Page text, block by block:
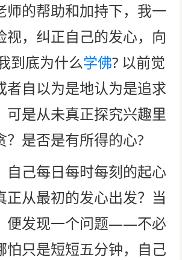
师的帮助和加持下，我一
视，纠正自己的发心，向
到底为什么学佛? 以前觉
者自以为是地认为是追求
可是从未真正探究兴趣里
？是否是有所得的心?
自己每日每时每刻的起心
正从最初的发心出发？当
便发现一个问题——不必
怕只是短短五分钟，自己